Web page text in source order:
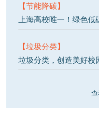
【节能降碳】
上海高校唯一！绿色低
【垃圾分类】
垃圾分类，创造美好校